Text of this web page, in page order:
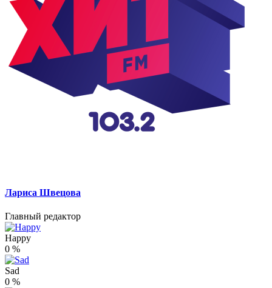
Лариса Швецова
Главный редактор
Happy
0 %
Sad
0 %